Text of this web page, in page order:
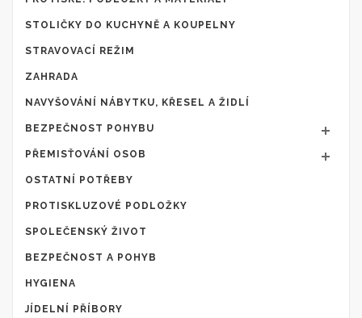
STOLIČKY DO KUCHYNĚ A KOUPELNY
STRAVOVACÍ REŽIM
ZAHRADA
NAVYŠOVÁNÍ NÁBYTKU, KŘESEL A ŽIDLÍ
BEZPEČNOST POHYBU
PŘEMISŤOVÁNÍ OSOB
OSTATNÍ POTŘEBY
PROTISKLUZOVÉ PODLOŽKY
SPOLEČENSKÝ ŽIVOT
BEZPEČNOST A POHYB
HYGIENA
JÍDELNÍ PŘÍBORY